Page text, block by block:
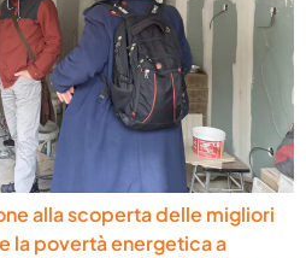
alla scoperta delle migliori
la povertà energetica a